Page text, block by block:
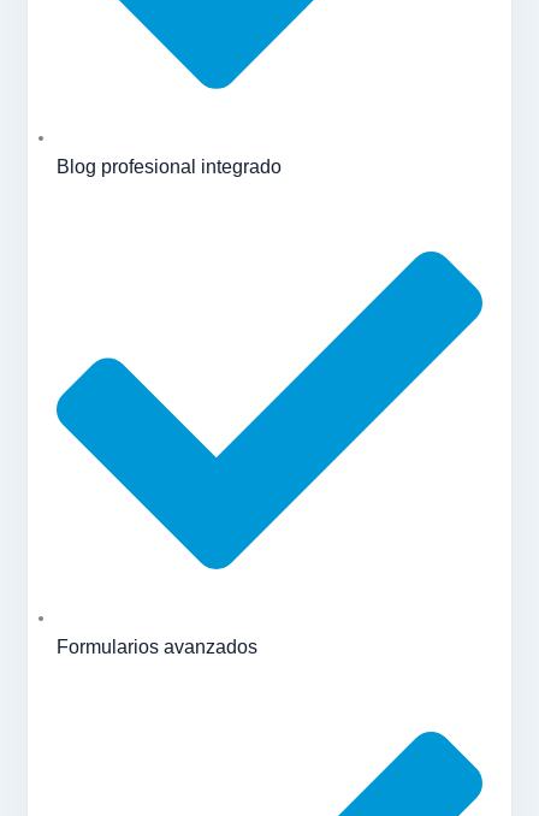
Blog profesional integrado
Formularios avanzados